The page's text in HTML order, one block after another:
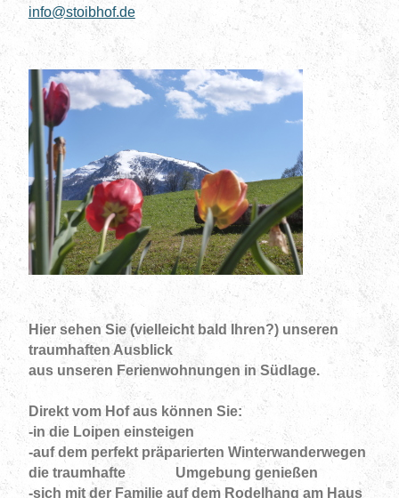
info@stoibhof.de
Hier sehen Sie (vielleicht bald Ihren?) unseren
traumhaften Ausblick
aus unseren Ferienwohnungen in Südlage.
Direkt vom Hof aus können Sie:
-in die Loipen einsteigen
-auf dem perfekt präparierten Winterwanderwegen
die traumhafte Umgebung genießen
-sich mit der Familie auf dem Rodelhang am Haus